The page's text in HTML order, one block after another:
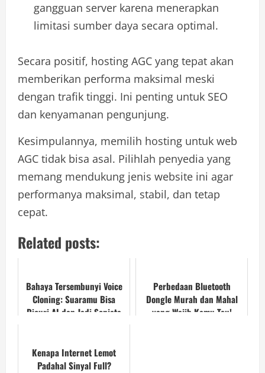
gangguan server karena menerapkan
limitasi sumber daya secara optimal.
Secara positif, hosting AGC yang tepat akan
memberikan performa maksimal meski
dengan trafik tinggi. Ini penting untuk SEO
dan kenyamanan pengunjung.
Kesimpulannya, memilih hosting untuk web
AGC tidak bisa asal. Pilihlah penyedia yang
memang mendukung jenis website ini agar
performanya maksimal, stabil, dan tetap
cepat.
Related posts:
Bahaya Tersembunyi Voice
Cloning: Suaramu Bisa
Dicuri AI dan Jadi Senjata
Perbedaan Bluetooth
Dongle Murah dan Mahal
yang Wajib Kamu Tau!
Kenapa Internet Lemot
Padahal Sinyal Full?